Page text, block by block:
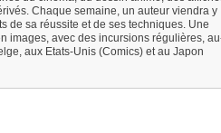
Chaque semaine, un auteur viendra y
de sa réussite et de ses techniques. Une
images, avec des incursions régulières,
aux Etats-Unis (Comics) et au Japon